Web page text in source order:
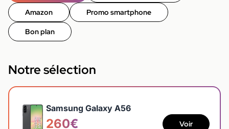
Amazon Promo smartphone
Bon plan
Notre sélection
Samsung Galaxy A56
260€ Voir